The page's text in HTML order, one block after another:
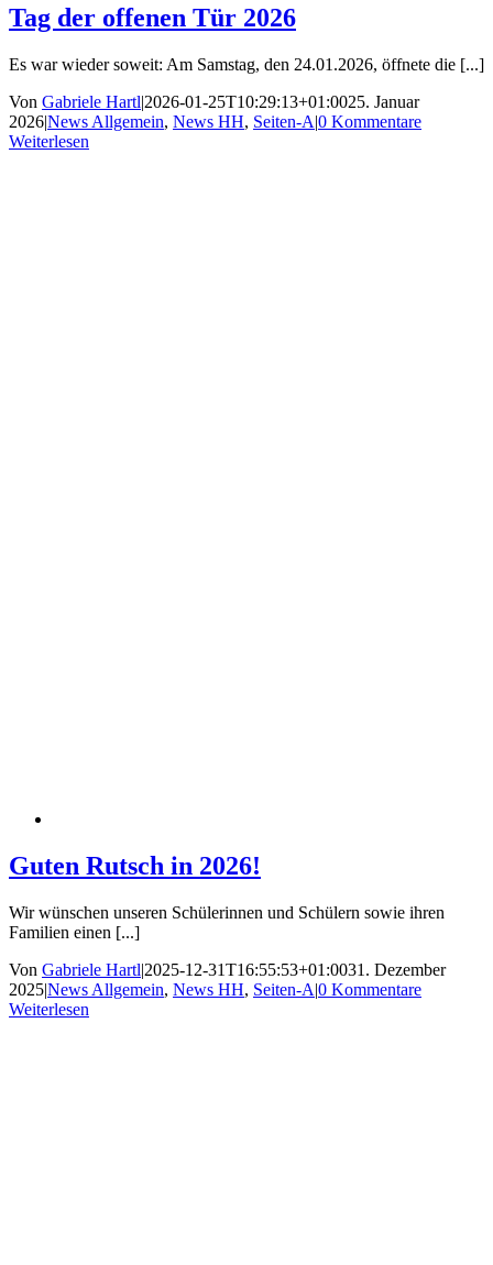
Tag der offenen Tür 2026
Es war wieder soweit: Am Samstag, den 24.01.2026, öffnete die [...]
Von Gabriele Hartl|2026-01-25T10:29:13+01:0025. Januar
2026|News Allgemein, News HH, Seiten-A|0 Kommentare
Weiterlesen
Guten Rutsch in 2026!
Wir wünschen unseren Schülerinnen und Schülern sowie ihren
Familien einen [...]
Von Gabriele Hartl|2025-12-31T16:55:53+01:0031. Dezember
2025|News Allgemein, News HH, Seiten-A|0 Kommentare
Weiterlesen